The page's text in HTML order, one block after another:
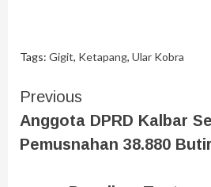
Tags: Gigit, Ketapang, Ular Kobra
Previous
Anggota DPRD Kalbar
Pemusnahan 38.880